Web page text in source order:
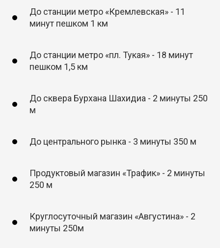
До станции метро «Кремлевская» - 11
минут пешком 1 км
До станции метро «пл. Тукая» - 18 минут
пешком 1,5 км
До сквера Бурхана Шахидиа - 2 минуты 250
м
До центрального рынка - 3 минуты 350 м
Продуктовый магазин «Трафик» - 2 минуты
250 м
Круглосуточный магазин «Августина» - 2
минуты 250м